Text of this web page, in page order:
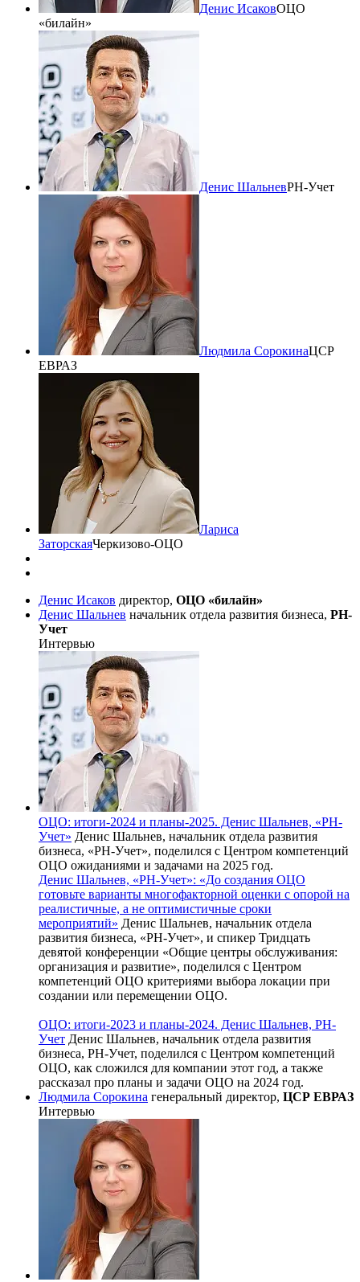
Денис ИсаковОЦО
«билайн»
Денис ШальневРН-Учет
Людмила СорокинаЦСР
ЕВРАЗ
Лариса
ЗаторскаяЧеркизово-ОЦО
Денис Исаков директор, ОЦО «билайн»
Денис Шальнев начальник отдела развития бизнеса, РН-
Учет
Интервью
ОЦО: итоги-2024 и планы-2025. Денис Шальнев, «РН-
Учет» Денис Шальнев, начальник отдела развития
бизнеса, «РН-Учет», поделился с Центром компетенций
ОЦО ожиданиями и задачами на 2025 год.
Денис Шальнев, «РН-Учет»: «До создания ОЦО
готовьте варианты многофакторной оценки с опорой на
реалистичные, а не оптимистичные сроки
мероприятий» Денис Шальнев, начальник отдела
развития бизнеса, «РН-Учет», и спикер Тридцать
девятой конференции «Общие центры обслуживания:
организация и развитие», поделился с Центром
компетенций ОЦО критериями выбора локации при
создании или перемещении ОЦО.
ОЦО: итоги-2023 и планы-2024. Денис Шальнев, РН-
Учет Денис Шальнев, начальник отдела развития
бизнеса, РН-Учет, поделился с Центром компетенций
ОЦО, как сложился для компании этот год, а также
рассказал про планы и задачи ОЦО на 2024 год.
Людмила Сорокина генеральный директор, ЦСР ЕВРАЗ
Интервью